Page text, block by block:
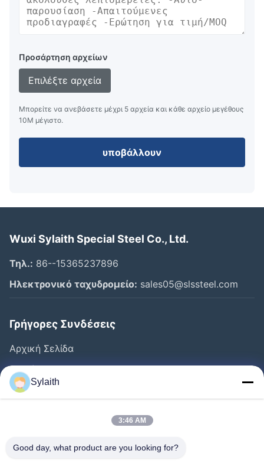
Προσάρτηση αρχείων
Επιλέξτε αρχεία
Μπορείτε να ανεβάσετε μέχρι 5 αρχεία και κάθε αρχείο μεγέθους
10M μέγιστο.
υποβάλλουν
Wuxi Sylaith Special Steel Co., Ltd.
Τηλ.: 86--15365237896
Ηλεκτρονικό ταχυδρομείο: sales05@slssteel.com
Γρήγορες Συνδέσεις
Αρχική Σελίδα
Προϊόντα
Βίντεο
Ποιοτικός Έλεγχος
Sylaith
3:46 AM
Good day, what product are you looking for?